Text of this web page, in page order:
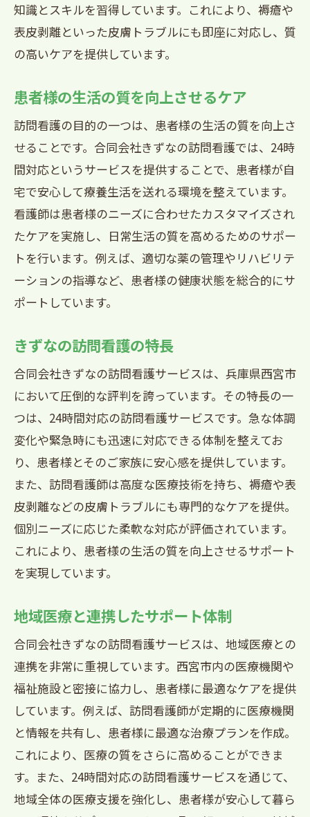
夜間対応の重要性
きずなの経験と実績
地域医療との連携
兵庫県西宮市で24時間対応訪問看護を受ける
信頼できる看護師の選び方
24時間対応の確認事項
訪問看護のサービス内容
きずなのサポート体制
地域密着型の訪問看護
患者様のニーズに応えるケア
24時間対応訪問看護で安心の在宅療養兵庫県
西宮市の取り組み
24時間対応の重要性
訪問看護の質の向上
きずなのケアの特長
患者様の生活の質を向上させる取り組み
緊急時の対応力と安心感
知識とスキルを習得しています。これにより、褥瘡や
表皮剥離といった皮膚トラブルにも即座に対応し、質
の高いケアを提供しています。
患者様の生活の質を向上させるケア
訪問看護の目的の一つは、患者様の生活の質を向上さ
せることです。合同会社きずなの訪問看護では、24時
間対応というサービスを提供することで、患者様が自
宅で安心して療養生活を送れる環境を整えています。
看護師は患者様のニーズに合わせたカスタマイズされ
たケアを実施し、日常生活の質を高めるためのサポー
トを行います。例えば、適切な薬の管理やリハビリテ
ーションの指導など、患者様の健康状態を総合的にサ
ポートしています。
きずなの訪問看護の特長
合同会社きずなの訪問看護サービスは、兵庫県西宮市
において圧倒的な評判を誇っています。その特長の一
つは、24時間対応の訪問看護サービスです。急な体調
変化や緊急時にも迅速に対応できる体制を整えてお
り、患者様とそのご家族に安心感を提供しています。
また、訪問看護師は高度な医療技術を持ち、褥瘡や表
皮剥離などの皮膚トラブルにも専門的なケアを提供。
個別ニーズに応じた柔軟な対応が評価されています。
これにより、患者様の生活の質を向上させるサポート
を実現しています。
地域医療と連携したサポート体制
合同会社きずなの訪問看護サービスは、地域医療との
連携を非常に重視しています。西宮市内の医療機関や
福祉施設と密接に協力し、患者様に最適なケアを提供
しています。例えば、訪問看護師が定期的に医療機関
と情報を共有し、患者様に最適な治療プランを作成。
これにより、医療の質をさらに高めることができま
す。また、24時間対応の訪問看護サービスを通じて、
地域全体の医療支援を強化し、患者様が安心して暮ら